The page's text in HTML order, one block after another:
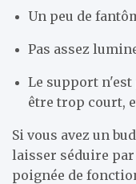
Un peu de
Pas assez
Le support
être trop court,
Si vous avez un
laisser séduire
poignée de